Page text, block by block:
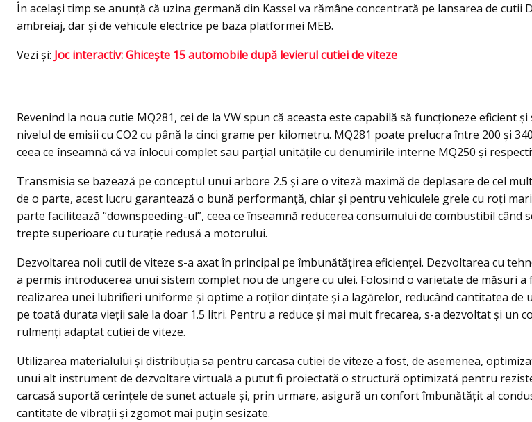
În acelaşi timp se anunţă că uzina germană din Kassel va rămâne concentrată pe lansarea de cutii
ambreiaj, dar şi de vehicule electrice pe baza platformei MEB.
Vezi şi: Joc interactiv: Ghiceşte 15 automobile după levierul cutiei de viteze
Revenind la noua cutie MQ281, cei de la VW spun că aceasta este capabilă să funcţioneze eficient şi
nivelul de emisii cu CO2 cu până la cinci grame per kilometru. MQ281 poate prelucra între 200 şi
ceea ce înseamnă că va înlocui complet sau parţial unităţile cu denumirile interne MQ250 și
Transmisia se bazează pe conceptul unui arbore 2.5 și are o viteză maximă de deplasare de cel
de o parte, acest lucru garantează o bună performanță, chiar și pentru vehiculele grele cu roți
parte facilitează “downspeeding-ul”, ceea ce înseamnă reducerea consumului de combustibil când
trepte superioare cu turație redusă a motorului.
Dezvoltarea noii cutii de viteze s-a axat în principal pe îmbunătățirea eficienței. Dezvoltarea cu
a permis introducerea unui sistem complet nou de ungere cu ulei. Folosind o varietate de măsuri a
realizarea unei lubrifieri uniforme și optime a roților dinţate și a lagărelor, reducând cantitatea de
pe toată durata vieţii sale la doar 1.5 litri. Pentru a reduce și mai mult frecarea, s-a dezvoltat şi un
rulmenți adaptat cutiei de viteze.
Utilizarea materialului și distribuția sa pentru carcasa cutiei de viteze a fost, de asemenea,
unui alt instrument de dezvoltare virtuală a putut fi proiectată o structură optimizată pentru
carcasă suportă cerințele de sunet actuale și, prin urmare, asigură un confort îmbunătățit al
cantitate de vibraţii şi zgomot mai puţin sesizate.